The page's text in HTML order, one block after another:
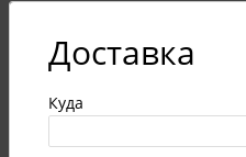
Доставка
Куда